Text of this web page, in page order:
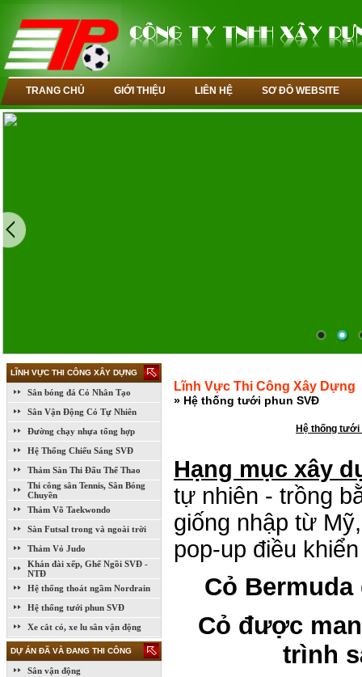
TRANG CHỦ GIỚI THIỆU LIÊN HỆ SƠ ĐỒ WEBSITE
LĨNH VỰC THI CÔNG XÂY DỰNG
Sân bóng đá Cỏ Nhân Tạo
Sân Vận Động Cỏ Tự Nhiên
Đường chạy nhựa tổng hợp
Hệ Thống Chiếu Sáng SVĐ
Thảm Sàn Thi Đấu Thể Thao
Thi công sân Tennis, Sân Bóng
Chuyền
Thảm Võ Taekwondo
Sàn Futsal trong và ngoài trời
Thảm Vỏ Judo
Khán đài xếp, Ghế Ngồi SVĐ -
NTĐ
Hệ thống thoát ngầm Nordrain
Hệ thống tưới phun SVĐ
Xe cắt cỏ, xe lu sân vận động
DỰ ÁN ĐÃ VÀ ĐANG THI CÔNG
Sân vận động
Lĩnh Vực Thi Công Xây Dựng
» Hệ thống tưới phun SVĐ
Hệ thống tưới
Hạng mục xây
tự nhiên - trồng
giống nhập từ
pop-up điều
Cỏ
Cỏ được
trình